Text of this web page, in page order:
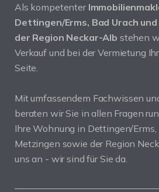
Als kompetenter
Dettingen/Erms, Bad Urach
der Region Neckar-Alb stehen
Verkauf und bei der Vermietung
Seite.
Mit umfassendem Fachwissen
beraten wir Sie in allen Fragen
Ihre Wohnung in Dettingen/Erms,
Metzingen sowie der Region
uns an - wir sind für Sie da.